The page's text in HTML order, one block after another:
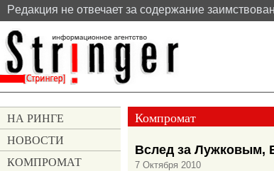
Pедакция не отвечает за содержание
Компромат
Вслед за Лужковым,
7 Октября 2010
НА РИНГЕ
НОВОСТИ
КОМПРОМАТ